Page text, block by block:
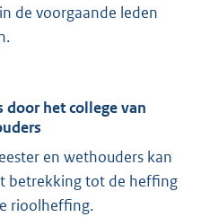
de voorgaande leden
door het college van
en wethouders kan
betrekking tot de heffing
rioolheffing.